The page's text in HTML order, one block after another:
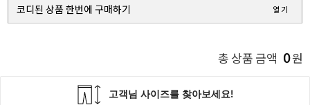
코디된 상품 한번에 구매하기 열기
총 상품 금액 0원